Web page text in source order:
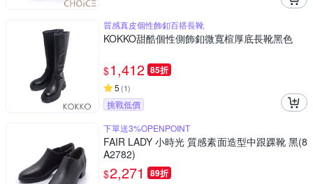
質感真皮個性飾釦百搭長靴
KOKKO甜酷個性側飾釦微寬楦厚底長靴黑色
$1,412 85折
5 (1)
挑戰低價
下單送3%OPENPOINT
FAIR LADY 小時光 質感素面造型中跟踝靴 黑(8
A2782)
$2,271 89折